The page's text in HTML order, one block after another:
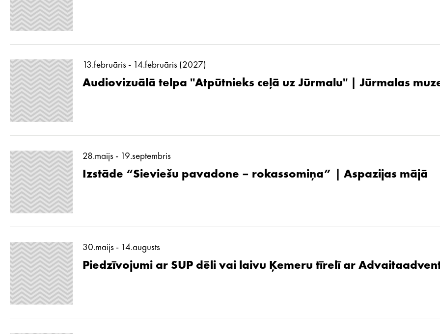
13.februāris - 14.februāris (2027)
Audiovizuālā telpa ''Atpūtnieks ceļā uz Jūrmalu'' | Jūrmalas
28.maijs - 19.septembris
Izstāde “Sieviešu pavadone – rokassomiņa” | Aspazijas mājā
30.maijs - 14.augusts
Piedzīvojumi ar SUP dēli vai laivu Ķemeru tīrelī ar